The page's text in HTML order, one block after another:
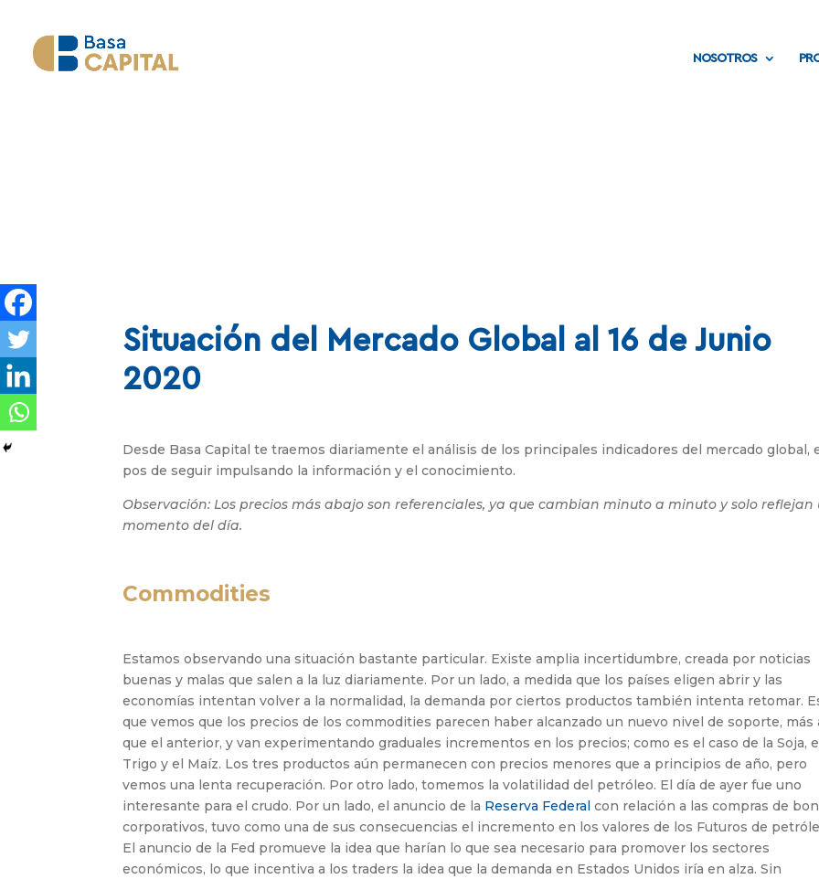
NOSOTROS
Situación del Mercado Global al 16 de Junio
2020
Desde Basa Capital te traemos diariamente el análisis de los principales indicadores del mercado global,
pos de seguir impulsando la información y el conocimiento.
Observación: Los precios más abajo son referenciales, ya que cambian minuto a minuto y solo reflejan
momento del día.
Commodities
Estamos observando una situación bastante particular. Existe amplia incertidumbre, creada por noticias
buenas y malas que salen a la luz diariamente. Por un lado, a medida que los países eligen abrir y las
economías intentan volver a la normalidad, la demanda por ciertos productos también intenta retomar.
que vemos que los precios de los commodities parecen haber alcanzado un nuevo nivel de soporte, más
que el anterior, y van experimentando graduales incrementos en los precios; como es el caso de la Soja,
Trigo y el Maíz. Los tres productos aún permanecen con precios menores que a principios de año, pero
vemos una lenta recuperación. Por otro lado, tomemos la volatilidad del petróleo. El día de ayer fue uno
interesante para el crudo. Por un lado, el anuncio de la Reserva Federal con relación a las compras de
corporativos, tuvo como una de sus consecuencias el incremento en los valores de los Futuros de
El anuncio de la Fed promueve la idea que harían lo que sea necesario para promover los sectores
económicos, lo que incentiva a los traders la idea que la demanda en Estados Unidos iría en alza. Sin